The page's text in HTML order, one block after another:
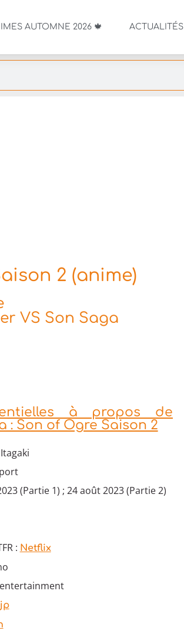
AUTOMNE 2026 🍁 ACTUALITÉS
2 (anime)
VS Son Saga
à propos de
: Son of Ogre Saison 2
(Partie 1) ; 24 août 2023 (Partie 2)
: Netflix